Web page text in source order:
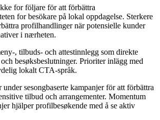
for följare för att förbättra
for besökare på lokal oppdagelse. Sterkere
profilhandlinger när potensielle kunder
i nærheten.
, tilbuds- och attestinnlegg som direkte
besøksbeslutninger. Prioriter inlägg med
lokalt CTA-språk.
sesongbaserte kampanjer för att förbättra
tilbud och arrangementer. Momentum
hjälper profilbesøkende med å se aktiv